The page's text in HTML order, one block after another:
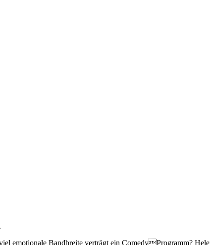
emotionale Bandbreite verträgt ein ComedyProgramm?